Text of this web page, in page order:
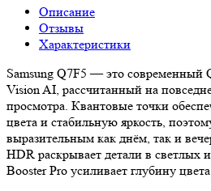
Описание
Отзывы
Характеристики
Samsung Q7F5 — это современный
Vision AI, рассчитанный на
просмотра. Квантовые точки
цвета и стабильную яркость,
выразительным как днём, так и
HDR раскрывает детали в светлых
Booster Pro усиливает глубину